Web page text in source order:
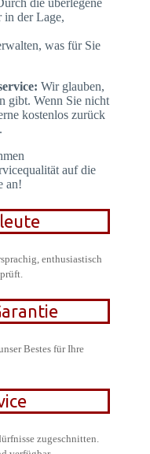
die überlegene
in der Lage,
was für Sie
Wir glauben,
gibt. Wenn Sie nicht
kostenlos zurück
auf die
an!
enthusiastisch
Bestes für Ihre
zugeschnitten.